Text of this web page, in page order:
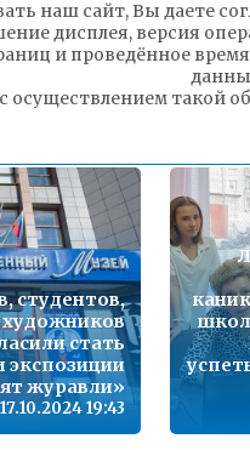
в Чите
о мерах
для семей с
детьми
18.10.2024 12:55
студентов,
художников
стать
экспозиции
журавли»
17.10.2024 19:43
наш сайт, Вы даете
дисплея, версия
и проведённое
осуществлением такой